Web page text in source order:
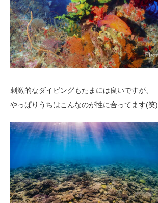
刺激的なダイビングもたまには良いですが、
やっぱりうちはこんなのが性に合ってます(笑)